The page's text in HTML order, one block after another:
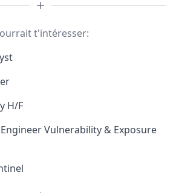
t'intéresser:
H/F
Vulnerability & Exposure